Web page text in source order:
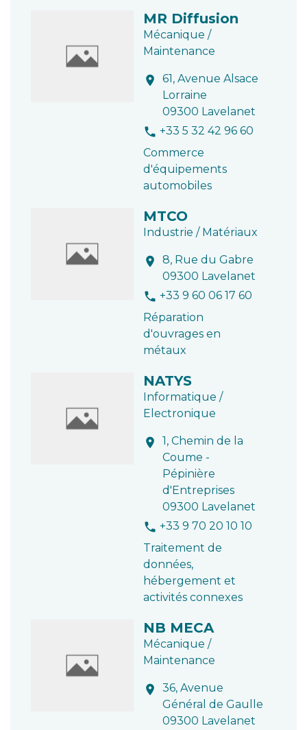
MR Diffusion
Mécanique /
Maintenance
location_on
61, Avenue Alsace
Lorraine
09300 Lavelanet
phone +33 5 32 42 96 60
Commerce
d'équipements
automobiles
MTCO
Industrie / Matériaux
location_on
8, Rue du Gabre
09300 Lavelanet
phone +33 9 60 06 17 60
Réparation
d'ouvrages en
métaux
NATYS
Informatique /
Electronique
location_on
1, Chemin de la
Coume -
Pépinière
d'Entreprises
09300 Lavelanet
phone +33 9 70 20 10 10
Traitement de
données,
hébergement et
activités connexes
NB MECA
Mécanique /
Maintenance
location_on
36, Avenue
Général de Gaulle
09300 Lavelanet